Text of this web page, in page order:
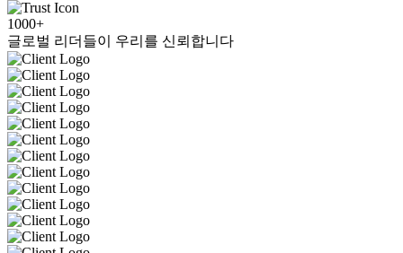
1000+
글로벌 리더들이 우리를 신뢰합니다